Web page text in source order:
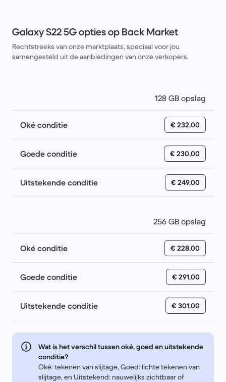
Galaxy S22 5G opties op Back Market
Rechtstreeks van onze marktplaats, speciaal voor jou
samengesteld uit de aanbiedingen van onze verkopers.
128 GB opslag
Oké conditie € 232,00
Goede conditie € 230,00
Uitstekende conditie € 249,00
256 GB opslag
Oké conditie € 228,00
Goede conditie € 291,00
Uitstekende conditie € 301,00
Wat is het verschil tussen oké, goed en uitstekende
conditie?
Oké: tekenen van slijtage, Goed: lichte tekenen van
slijtage, en Uitstekend: nauwelijks zichtbaar of